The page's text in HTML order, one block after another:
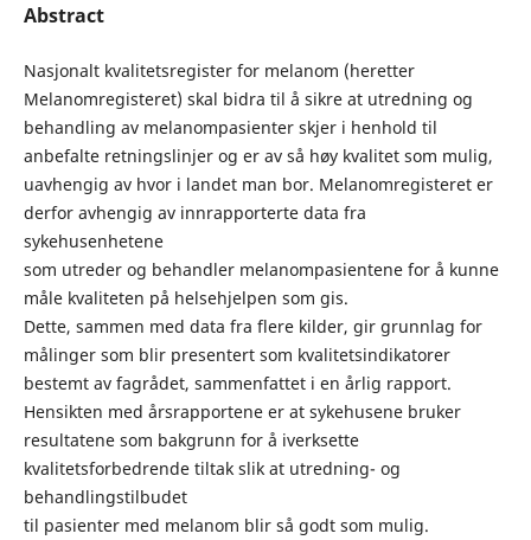
Abstract
Nasjonalt kvalitetsregister for melanom (heretter
Melanomregisteret) skal bidra til å sikre at utredning og
behandling av melanompasienter skjer i henhold til
anbefalte retningslinjer og er av så høy kvalitet som mulig,
uavhengig av hvor i landet man bor. Melanomregisteret er
derfor avhengig av innrapporterte data fra
sykehusenhetene
som utreder og behandler melanompasientene for å kunne
måle kvaliteten på helsehjelpen som gis.
Dette, sammen med data fra flere kilder, gir grunnlag for
målinger som blir presentert som kvalitetsindikatorer
bestemt av fagrådet, sammenfattet i en årlig rapport.
Hensikten med årsrapportene er at sykehusene bruker
resultatene som bakgrunn for å iverksette
kvalitetsforbedrende tiltak slik at utredning- og
behandlingstilbudet
til pasienter med melanom blir så godt som mulig.